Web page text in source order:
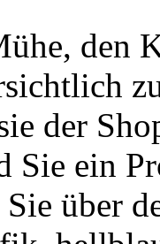
den
der
Sie ein
Sie über